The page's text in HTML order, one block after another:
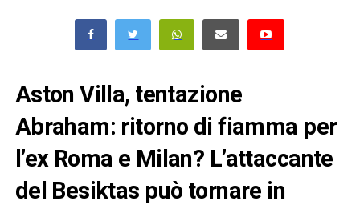
Aston Villa, tentazione
Abraham: ritorno di fiamma per
l’ex Roma e Milan? L’attaccante
del Besiktas può tornare in